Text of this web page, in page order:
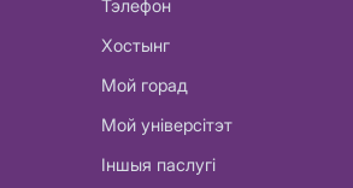
Тэлефон
Хостынг
Мой горад
Мой універсітэт
Іншыя паслугі